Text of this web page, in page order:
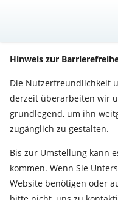
Publikationen
Praxislotsen
Förderungen
Hinweis zur
Die Nutzerfreundlichkeit
derzeit überarbeiten wir
grundlegend, um ihn
zugänglich zu gestalten.
Bis zur Umstellung kann
kommen. Wenn Sie
Website benötigen oder